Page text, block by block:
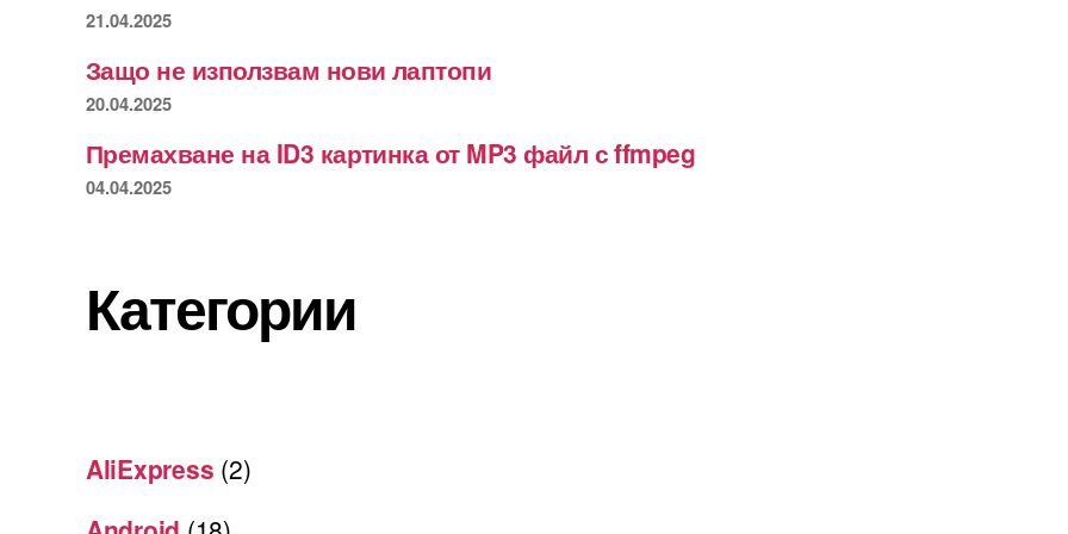
21.04.2025
Защо не използвам нови лаптопи
20.04.2025
Премахване на ID3 картинка от MP3 файл с ffmpeg
04.04.2025
Категории
AliExpress (2)